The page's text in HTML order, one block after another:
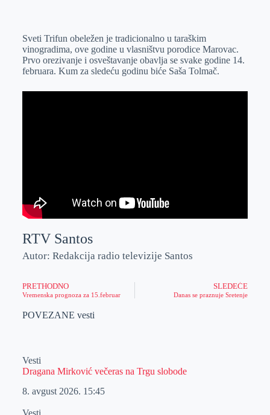
e
r
I
n
s
A
p
p
a
i
l
Sveti Trifun obeležen je tradicionalno u taraškim
vinogradima, ove godine u vlasništvu porodice Marovac.
Prvo orezivanje i osveštavanje obavlja se svake godine 14.
februara. Kum za sledeću godinu biće Saša Tolmač.
RTV Santos
Autor: Redakcija radio televizije Santos
PRETHODNO
Vremenska prognoza za 15.februar
SLEDEĆE
Danas se praznuje Sretenje
POVEZANE vesti
Vesti
Dragana Mirković večeras na Trgu slobode
8. avgust 2026. 15:45
Vesti